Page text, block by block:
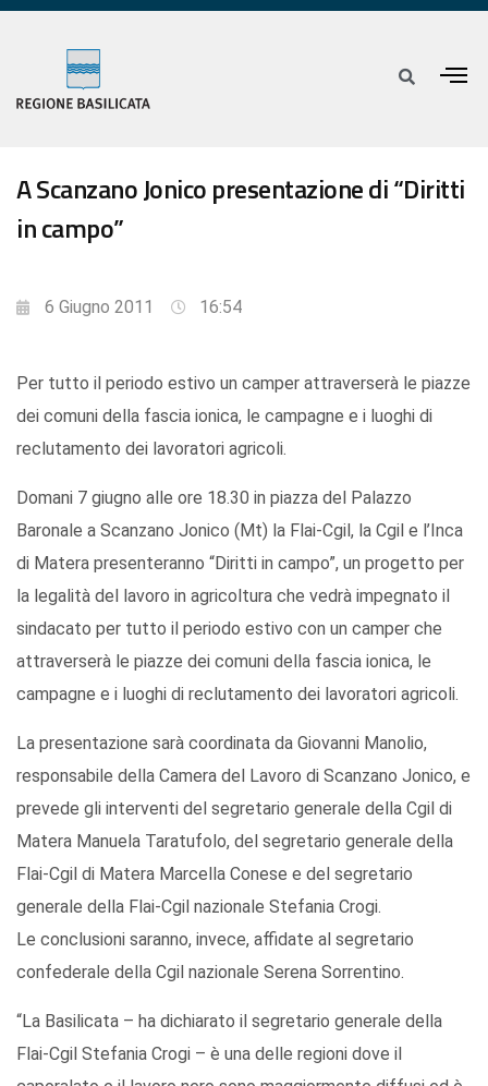
A Scanzano Jonico presentazione di “Diritti
in campo”
6 Giugno 2011 16:54
Per tutto il periodo estivo un camper attraverserà le piazze
dei comuni della fascia ionica, le campagne e i luoghi di
reclutamento dei lavoratori agricoli.
Domani 7 giugno alle ore 18.30 in piazza del Palazzo
Baronale a Scanzano Jonico (Mt) la Flai-Cgil, la Cgil e l’Inca
di Matera presenteranno “Diritti in campo”, un progetto per
la legalità del lavoro in agricoltura che vedrà impegnato il
sindacato per tutto il periodo estivo con un camper che
attraverserà le piazze dei comuni della fascia ionica, le
campagne e i luoghi di reclutamento dei lavoratori agricoli.
La presentazione sarà coordinata da Giovanni Manolio,
responsabile della Camera del Lavoro di Scanzano Jonico, e
prevede gli interventi del segretario generale della Cgil di
Matera Manuela Taratufolo, del segretario generale della
Flai-Cgil di Matera Marcella Conese e del segretario
generale della Flai-Cgil nazionale Stefania Crogi.
Le conclusioni saranno, invece, affidate al segretario
confederale della Cgil nazionale Serena Sorrentino.
“La Basilicata – ha dichiarato il segretario generale della
Flai-Cgil Stefania Crogi – è una delle regioni dove il